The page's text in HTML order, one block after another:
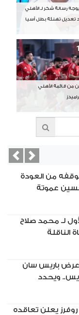
يوجه رسالة شكر لـ الأهلي
تعديل تهنئة بطل آسيا
من قائمة الأهلي
من العودة
عموتة
لـ محمد صلاح
الناقلة
باريس سان
ويحدد
روفرز يعلن تعاقده
Next